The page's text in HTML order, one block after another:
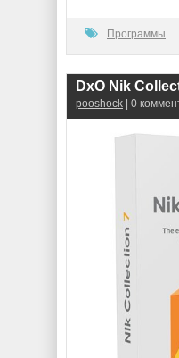
Программы
pooshock | 0